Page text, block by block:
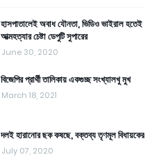
হাসপাতালেই অবাধ যৌনতা, ভিডিও ভাইরাল হতেই
আত্মহত্যার চেষ্টা ডেপুটি সুপারের
June 30, 2020
বিজেপির প্রার্থী তালিকায় একগুচ্ছ সংখ্যালখু মুখ
March 18, 2021
দলই হারানোর ছক কষছে, বক্তব্য তৃণমূল বিধায়কের
July 07, 2020